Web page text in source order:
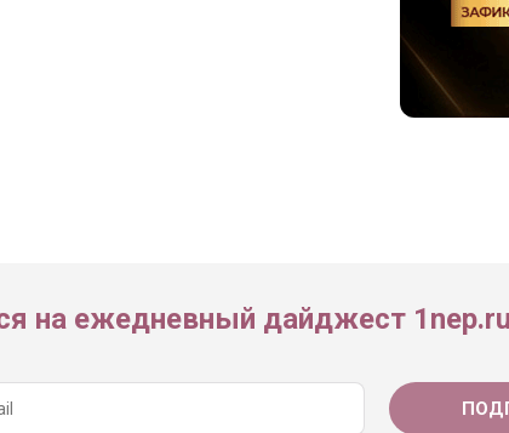
на ежедневный дайджест 1nep.ru